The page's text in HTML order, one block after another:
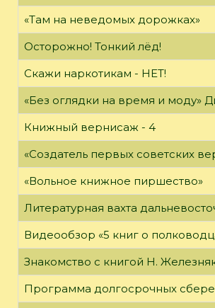
«Там на неведомых дорожках»
Осторожно! Тонкий лёд!
Скажи наркотикам - НЕТ!
«Без оглядки на время и моду»
Книжный вернисаж - 4
«Создатель первых советских
«Вольное книжное пиршество»
Литературная вахта
Видеообзор «5 книг о
Знакомство с книгой Н. Железняк
Программа долгосрочных